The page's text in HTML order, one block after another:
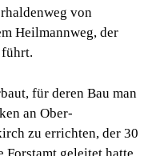
von
Heilmannweg, der
für deren Bau man
an Ober-
zu errichten, der 30